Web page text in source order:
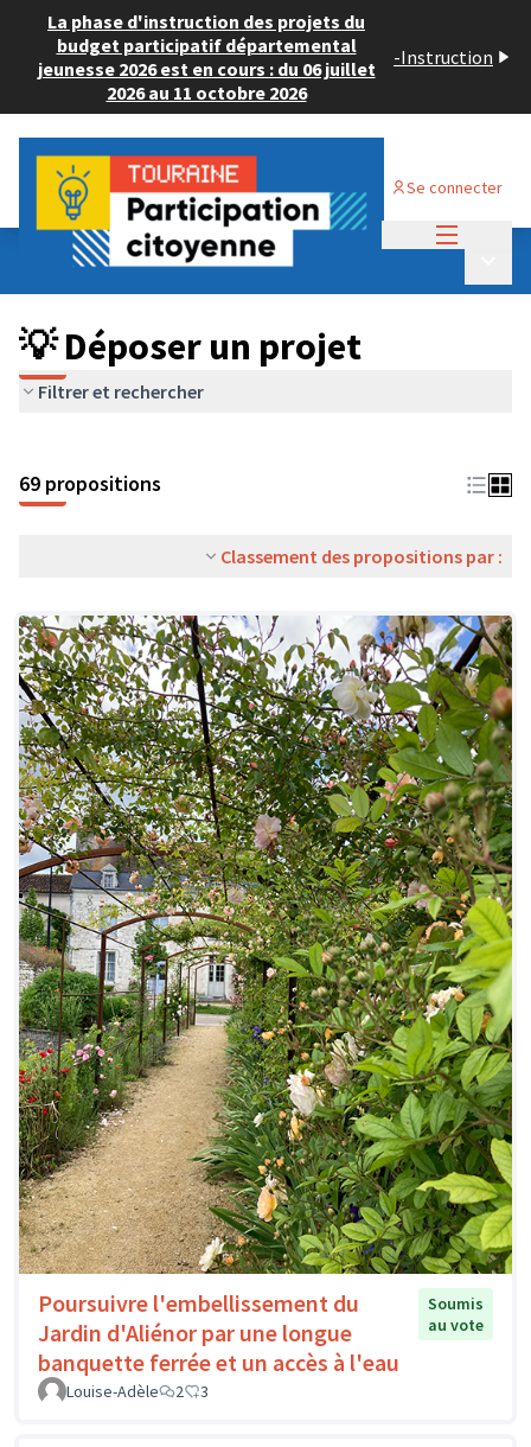
La phase d'instruction des projets du
budget participatif départemental
jeunesse 2026 est en cours : du 06 juillet
2026 au 11 octobre 2026
-Instruction
Se connecter
Budget Participatif ADULTE 2024
💡 Déposer un projet
💡 Déposer un projet
Filtrer et rechercher
69 propositions
Classement des propositions par :
Poursuivre l'embellissement du
Jardin d'Aliénor par une longue
banquette ferrée et un accès à l'eau
Soumis
au vote
Louise-Adèle 2 3